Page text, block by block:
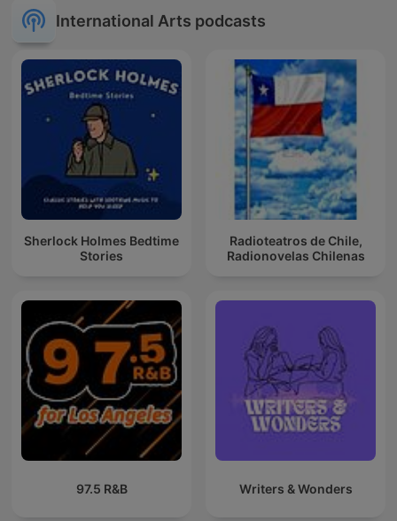
International Arts podcasts
Sherlock Holmes Bedtime
Stories
Radioteatros de Chile,
Radionovelas Chilenas
97.5 R&B Writers & Wonders